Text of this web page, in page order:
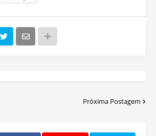
Próxima Postagem